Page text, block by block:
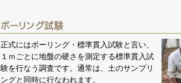
ボーリング試験
正式にはボーリング・標準貫入試験と言い、
１ｍごとに地盤の硬さを測定する標準貫入試
験を行なう調査です。通常は、土のサンプリ
ングと同時に行なわれます。